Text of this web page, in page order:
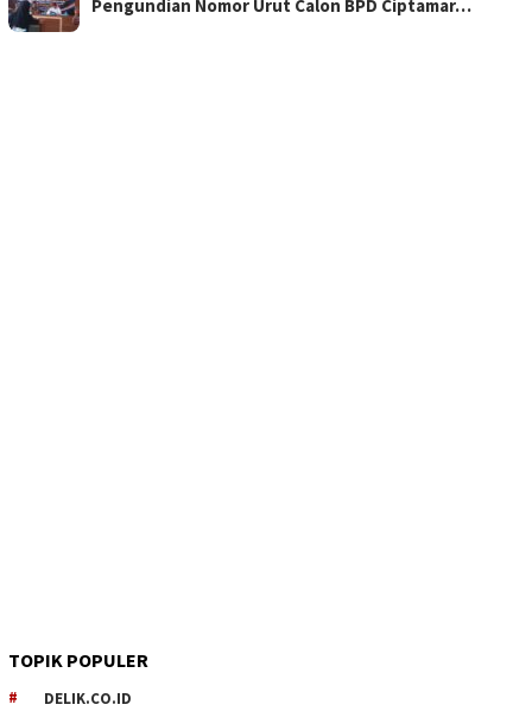
Pengundian Nomor Urut Calon BPD Ciptamar…
TOPIK POPULER
DELIK.CO.ID